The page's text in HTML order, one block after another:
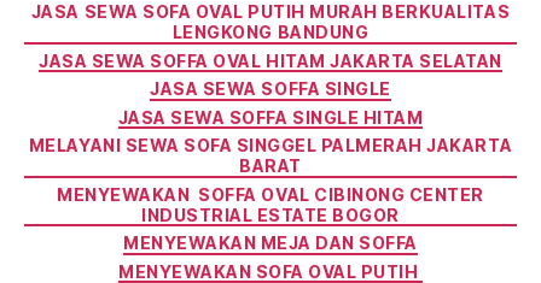
JASA SEWA SOFA OVAL PUTIH MURAH BERKUALITAS
LENGKONG BANDUNG
JASA SEWA SOFFA OVAL HITAM JAKARTA SELATAN
JASA SEWA SOFFA SINGLE
JASA SEWA SOFFA SINGLE HITAM
MELAYANI SEWA SOFA SINGGEL PALMERAH JAKARTA
BARAT
MENYEWAKAN SOFFA OVAL CIBINONG CENTER
INDUSTRIAL ESTATE BOGOR
MENYEWAKAN MEJA DAN SOFFA
MENYEWAKAN SOFA OVAL PUTIH